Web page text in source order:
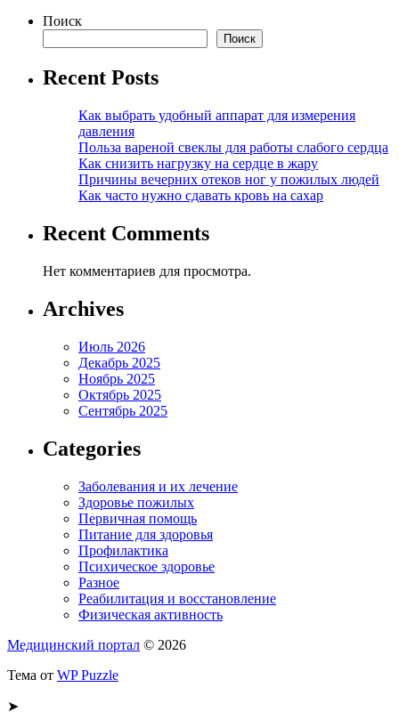
Поиск
Поиск
Recent Posts
Как выбрать удобный аппарат для измерения
давления
Польза вареной свеклы для работы слабого сердца
Как снизить нагрузку на сердце в жару
Причины вечерних отеков ног у пожилых людей
Как часто нужно сдавать кровь на сахар
Recent Comments
Нет комментариев для просмотра.
Archives
Июль 2026
Декабрь 2025
Ноябрь 2025
Октябрь 2025
Сентябрь 2025
Categories
Заболевания и их лечение
Здоровье пожилых
Первичная помощь
Питание для здоровья
Профилактика
Психическое здоровье
Разное
Реабилитация и восстановление
Физическая активность
Медицинский портал © 2026
Тема от WP Puzzle
➤